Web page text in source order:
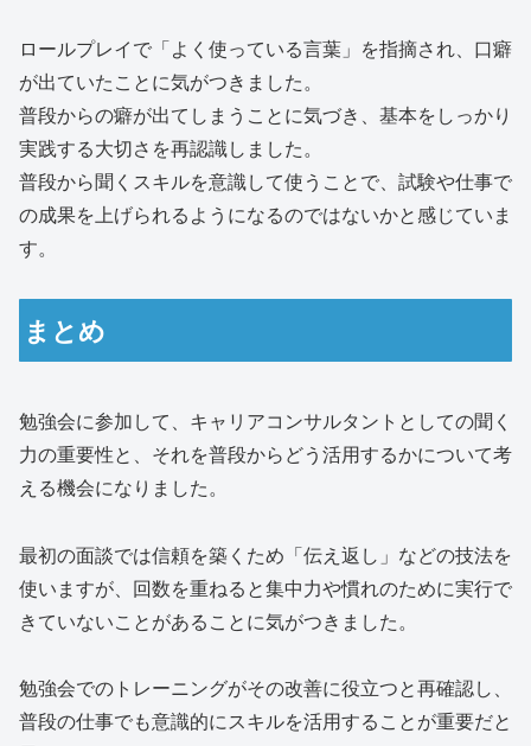
ロールプレイで「よく使っている言葉」を指摘され、口癖
が出ていたことに気がつきました。
普段からの癖が出てしまうことに気づき、基本をしっかり
実践する大切さを再認識しました。
普段から聞くスキルを意識して使うことで、試験や仕事で
の成果を上げられるようになるのではないかと感じていま
す。
まとめ
勉強会に参加して、キャリアコンサルタントとしての聞く
力の重要性と、それを普段からどう活用するかについて考
える機会になりました。
最初の面談では信頼を築くため「伝え返し」などの技法を
使いますが、回数を重ねると集中力や慣れのために実行で
きていないことがあることに気がつきました。
勉強会でのトレーニングがその改善に役立つと再確認し、
普段の仕事でも意識的にスキルを活用することが重要だと